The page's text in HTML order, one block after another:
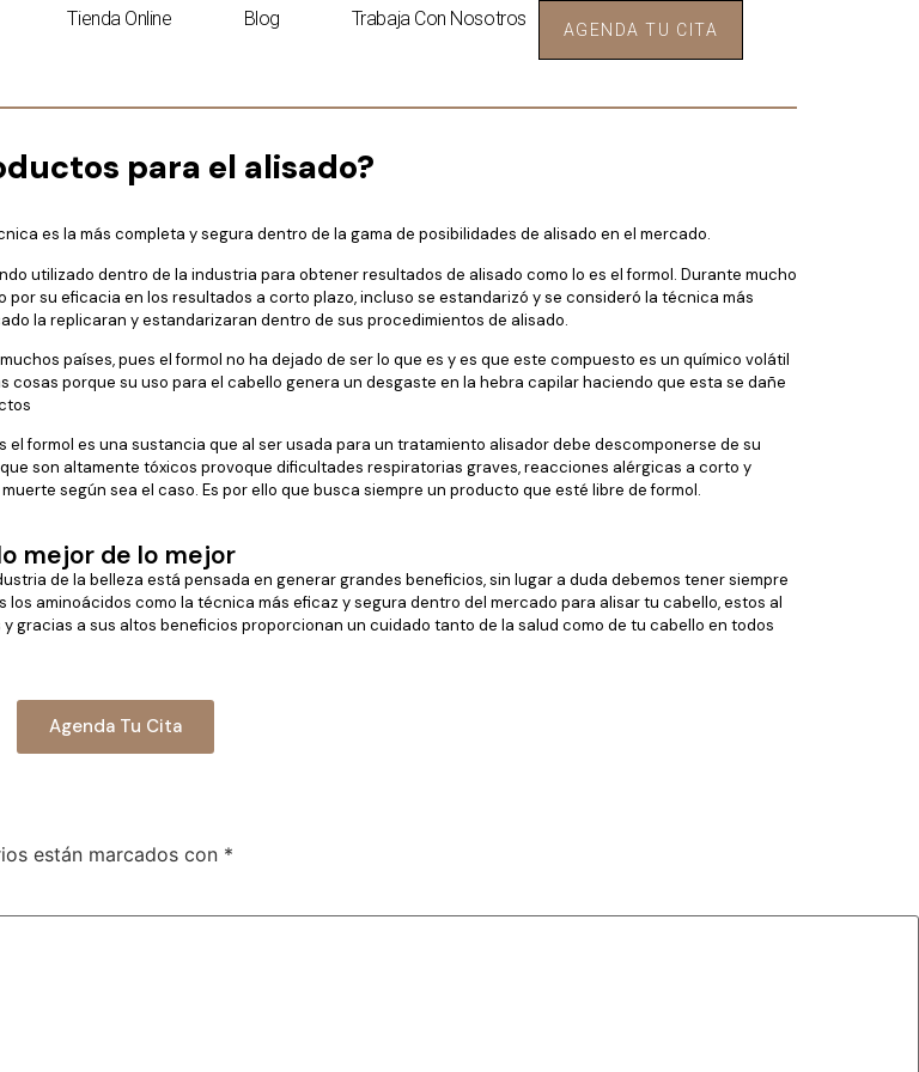
Tienda Online Blog Trabaja Con Nosotros AGENDA TU CITA
para el alisado?
es la más completa y segura dentro de la gama de posibilidades de alisado en el mercado.
utilizado dentro de la industria para obtener resultados de alisado como lo es el formol. Durante mucho
su eficacia en los resultados a corto plazo, incluso se estandarizó y se consideró la técnica más
la replicaran y estandarizaran dentro de sus procedimientos de alisado.
países, pues el formol no ha dejado de ser lo que es y es que este compuesto es un químico volátil
porque su uso para el cabello genera un desgaste en la hebra capilar haciendo que esta se dañe
formol es una sustancia que al ser usada para un tratamiento alisador debe descomponerse de su
son altamente tóxicos provoque dificultades respiratorias graves, reacciones alérgicas a corto y
según sea el caso. Es por ello que busca siempre un producto que esté libre de formol.
mejor de lo mejor
de la belleza está pensada en generar grandes beneficios, sin lugar a duda debemos tener siempre
aminoácidos como la técnica más eficaz y segura dentro del mercado para alisar tu cabello, estos al
gracias a sus altos beneficios proporcionan un cuidado tanto de la salud como de tu cabello en todos
Agenda Tu Cita
están marcados con *